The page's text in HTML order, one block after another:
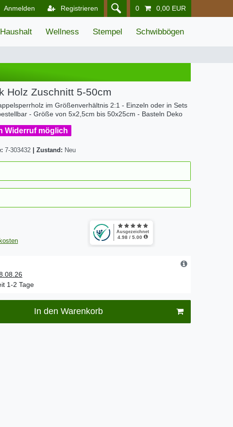
Anmelden Registrieren 0 0,00 EUR
Haushalt Wellness Stempel Schwibbögen
Holz Zuschnitt 5-50cm
im Größenverhältnis 2:1 - Einzeln oder in Sets
- Größe von 5x2,5cm bis 50x25cm - Basteln Deko
Widerruf möglich
7-303432 Zustand: Neu
1-2 Tage
In den Warenkorb